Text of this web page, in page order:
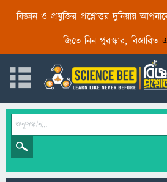
বিজ্ঞান ও প্রযুক্তির প্রশ্নোত্তর দুনিয়ায়
জিতে নিন পুরস্কার, বিস্তারিত